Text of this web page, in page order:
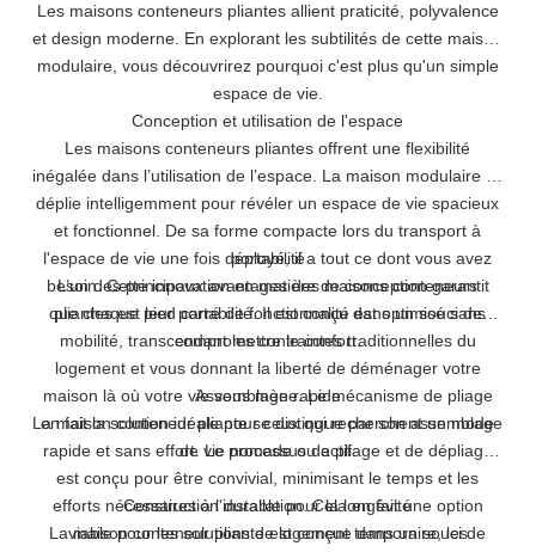
Les maisons conteneurs pliantes allient praticité, polyvalence
et design moderne. En explorant les subtilités de cette maison
modulaire, vous découvrirez pourquoi c'est plus qu'un simple
espace de vie.
Conception et utilisation de l'espace
Les maisons conteneurs pliantes offrent une flexibilité
inégalée dans l’utilisation de l’espace. La maison modulaire se
déplie intelligemment pour révéler un espace de vie spacieux
et fonctionnel. De sa forme compacte lors du transport à
l'espace de vie une fois déployé, il a tout ce dont vous avez
besoin. Cette innovation en matière de conception garantit
que chaque pied carré de fonctionnalité est optimisé sans
compromettre le confort.
portabilité
L’un des principaux avantages des maisons conteneurs
pliantes est leur portabilité. Il est conçu dans un souci de
mobilité, transcendant les contraintes traditionnelles du
logement et vous donnant la liberté de déménager votre
maison là où votre vie vous mène. Le mécanisme de pliage
en fait la solution idéale pour ceux qui recherchent un mode
de vie nomade ou actif.
Assemblage rapide
La maison conteneur pliante se distingue par son assemblage
rapide et sans effort. Le processus de pliage et de dépliage
est conçu pour être convivial, minimisant le temps et les
efforts nécessaires à l'installation. Cela en fait une option
viable pour les solutions de logement temporaire, les
Construction durable pour la longévité
La maison conteneur pliante est conçue dans un souci de